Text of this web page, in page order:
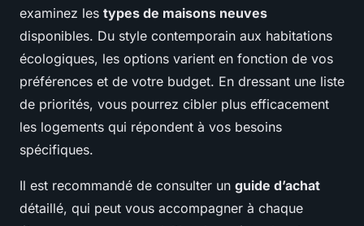
examinez les types de maisons neuves
disponibles. Du style contemporain aux habitations
écologiques, les options varient en fonction de vos
préférences et de votre budget. En dressant une liste
de priorités, vous pourrez cibler plus efficacement
les logements qui répondent à vos besoins
spécifiques.
Il est recommandé de consulter un guide d’achat
détaillé, qui peut vous accompagner à chaque